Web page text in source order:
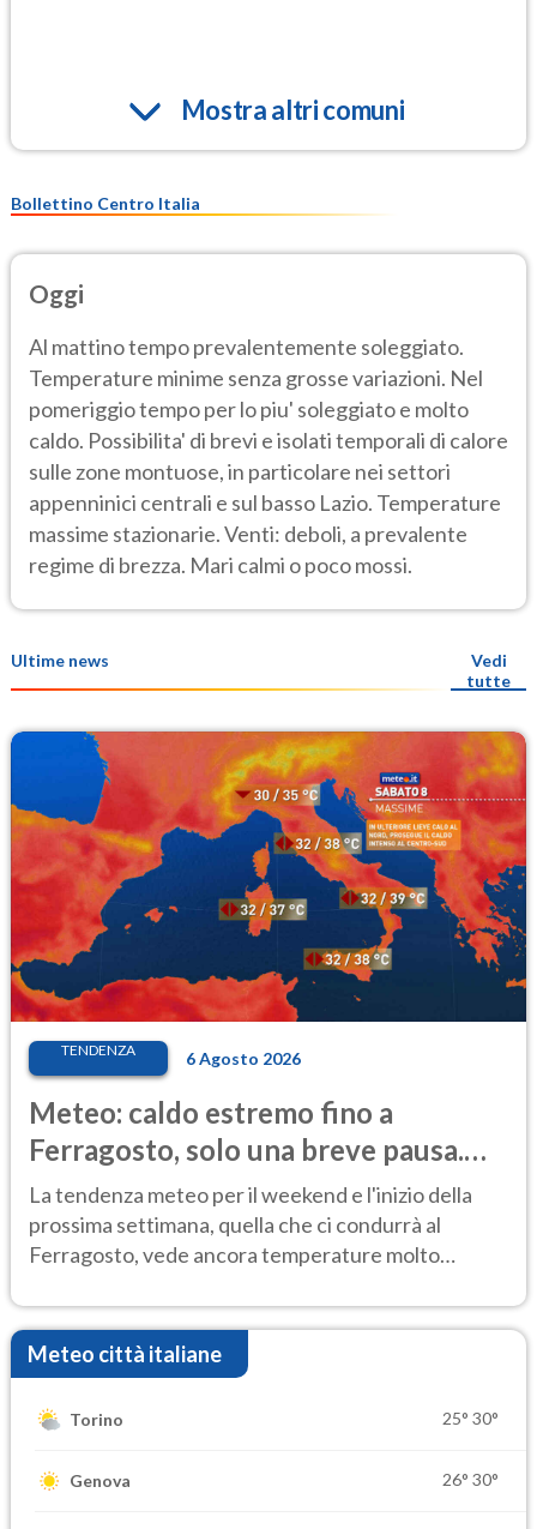
Mostra altri comuni
Bollettino Centro Italia
Oggi
Al mattino tempo prevalentemente soleggiato.
Temperature minime senza grosse variazioni. Nel
pomeriggio tempo per lo piu' soleggiato e molto
caldo. Possibilita' di brevi e isolati temporali di calore
sulle zone montuose, in particolare nei settori
appenninici centrali e sul basso Lazio. Temperature
massime stazionarie. Venti: deboli, a prevalente
regime di brezza. Mari calmi o poco mossi.
Ultime news
Vedi
tutte
TENDENZA 6 Agosto 2026
Meteo: caldo estremo fino a
Ferragosto, solo una breve pausa.
Ecco dove
La tendenza meteo per il weekend e l'inizio della
prossima settimana, quella che ci condurrà al
Ferragosto, vede ancora temperature molto
Meteo città italiane
Torino 25° 30°
Genova 26° 30°